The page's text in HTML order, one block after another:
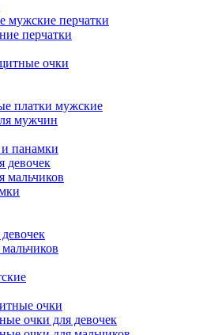
мужские перчатки
перчатки
очки
платки мужские
мужчин
и панамки
девочек
мальчиков
очки
очки для девочек